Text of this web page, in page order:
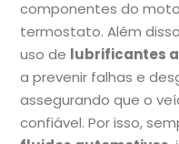
componentes do
termostato. Além
uso de lubrificantes
a prevenir falhas e
assegurando que o
confiável. Por isso,